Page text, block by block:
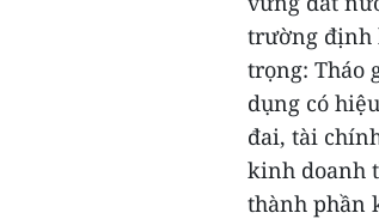
trường định
trọng: Tháo
dụng có
đai, tài
kinh doanh
thành phần